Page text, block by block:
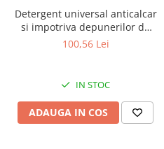
Detergent universal anticalcar
si impotriva depunerilor de
ciment, Faren Rapido, 5 litri
100,56 Lei
IN STOC
ADAUGA IN COS